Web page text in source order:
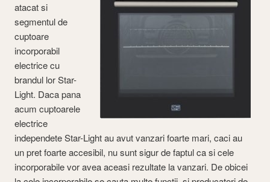
atacat si
segmentul de
cuptoare
incorporabil
electrice cu
brandul lor Star-
Light. Daca pana
acum cuptoarele
electrice
independete Star-Light au avut vanzari foarte mari, caci au
un pret foarte accesibil, nu sunt sigur de faptul ca si cele
incorporabile vor avea aceasi rezultate la vanzari. De obicei